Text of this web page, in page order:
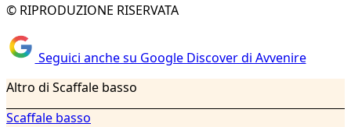
© RIPRODUZIONE RISERVATA
Seguici anche su Google Discover di Avvenire
Altro di Scaffale basso
Scaffale basso